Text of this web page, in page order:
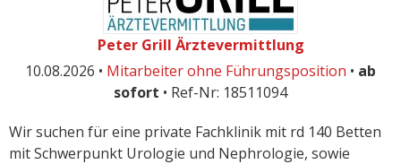
Peter Grill Ärztevermittlung
10.08.2026 • Mitarbeiter ohne Führungsposition • ab
sofort • Ref-Nr: 18511094
Wir suchen für eine private Fachklinik mit rd 140 Betten
mit Schwerpunkt Urologie und Nephrologie, sowie